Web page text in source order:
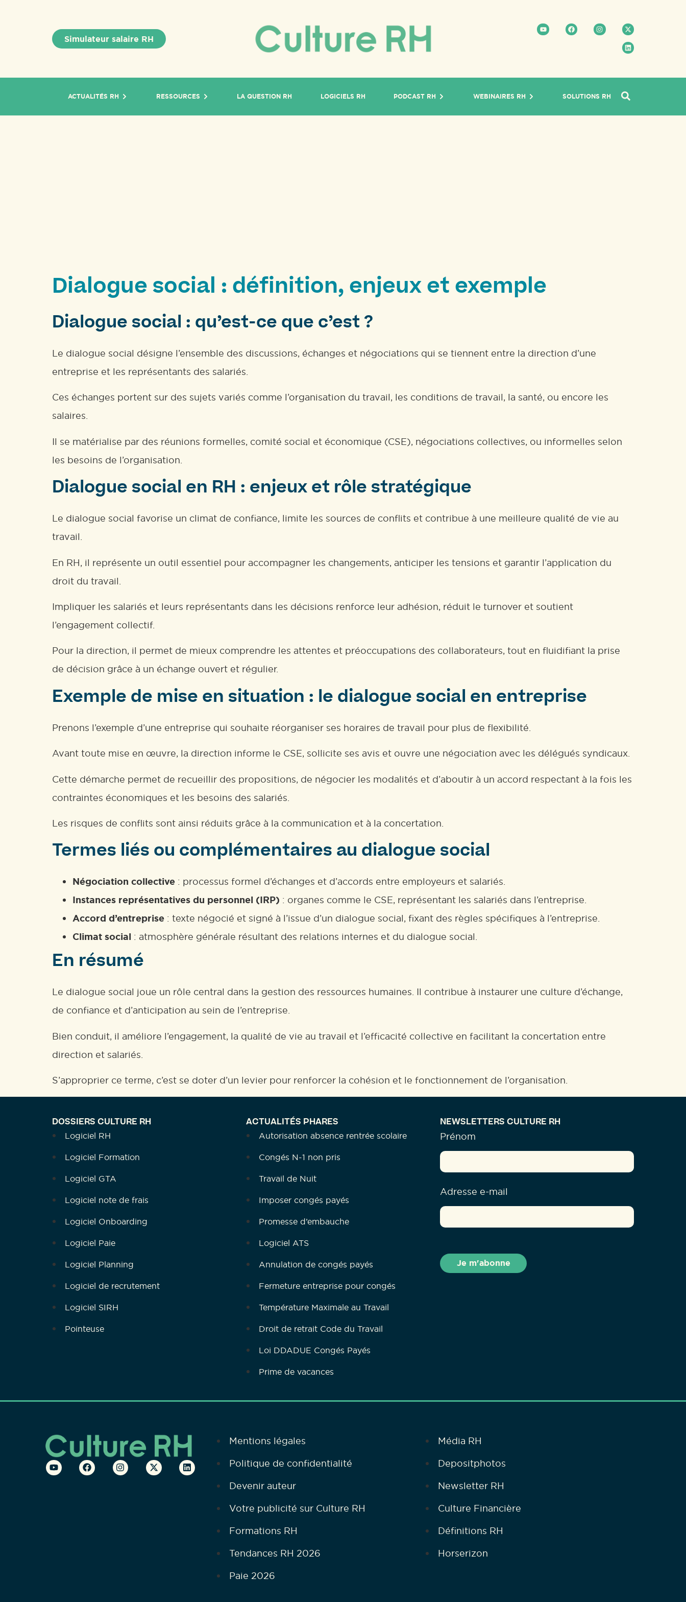
Simulateur salaire RH
ACTUALITÉS RH RESSOURCES LA QUESTION RH LOGICIELS RH PODCAST RH WEBINAIRES RH SOLUTIONS RH
Dialogue social : définition, enjeux et exemple
Dialogue social : qu’est-ce que c’est ?
Le dialogue social désigne l’ensemble des discussions, échanges et négociations qui se tiennent entre la direction d’une
entreprise et les représentants des salariés.
Ces échanges portent sur des sujets variés comme l’organisation du travail, les conditions de travail, la santé, ou encore les
salaires.
Il se matérialise par des réunions formelles, comité social et économique (CSE), négociations collectives, ou informelles selon
les besoins de l’organisation.
Dialogue social en RH : enjeux et rôle stratégique
Le dialogue social favorise un climat de confiance, limite les sources de conflits et contribue à une meilleure qualité de vie au
travail.
En RH, il représente un outil essentiel pour accompagner les changements, anticiper les tensions et garantir l’application du
droit du travail.
Impliquer les salariés et leurs représentants dans les décisions renforce leur adhésion, réduit le turnover et soutient
l’engagement collectif.
Pour la direction, il permet de mieux comprendre les attentes et préoccupations des collaborateurs, tout en fluidifiant la prise
de décision grâce à un échange ouvert et régulier.
Exemple de mise en situation : le dialogue social en entreprise
Prenons l’exemple d’une entreprise qui souhaite réorganiser ses horaires de travail pour plus de flexibilité.
Avant toute mise en œuvre, la direction informe le CSE, sollicite ses avis et ouvre une négociation avec les délégués syndicaux.
Cette démarche permet de recueillir des propositions, de négocier les modalités et d’aboutir à un accord respectant à la fois les
contraintes économiques et les besoins des salariés.
Les risques de conflits sont ainsi réduits grâce à la communication et à la concertation.
Termes liés ou complémentaires au dialogue social
Négociation collective : processus formel d’échanges et d’accords entre employeurs et salariés.
Instances représentatives du personnel (IRP) : organes comme le CSE, représentant les salariés dans l’entreprise.
Accord d’entreprise : texte négocié et signé à l’issue d’un dialogue social, fixant des règles spécifiques à l’entreprise.
Climat social : atmosphère générale résultant des relations internes et du dialogue social.
En résumé
Le dialogue social joue un rôle central dans la gestion des ressources humaines. Il contribue à instaurer une culture d’échange,
de confiance et d’anticipation au sein de l’entreprise.
Bien conduit, il améliore l’engagement, la qualité de vie au travail et l’efficacité collective en facilitant la concertation entre
direction et salariés.
S’approprier ce terme, c’est se doter d’un levier pour renforcer la cohésion et le fonctionnement de l’organisation.
DOSSIERS CULTURE RH
Logiciel RH
Logiciel Formation
Logiciel GTA
Logiciel note de frais
Logiciel Onboarding
Logiciel Paie
Logiciel Planning
Logiciel de recrutement
Logiciel SIRH
Pointeuse
ACTUALITÉS PHARES
Autorisation absence rentrée scolaire
Congés N-1 non pris
Travail de Nuit
Imposer congés payés
Promesse d’embauche
Logiciel ATS
Annulation de congés payés
Fermeture entreprise pour congés
Température Maximale au Travail
Droit de retrait Code du Travail
Loi DDADUE Congés Payés
Prime de vacances
NEWSLETTERS CULTURE RH
Prénom
Adresse e-mail
Mentions légales
Politique de confidentialité
Devenir auteur
Votre publicité sur Culture RH
Formations RH
Tendances RH 2026
Paie 2026
Média RH
Depositphotos
Newsletter RH
Culture Financière
Définitions RH
Horserizon